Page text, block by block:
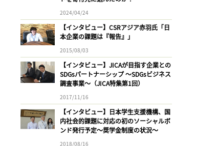
2024/04/24
【インタビュー】CSRアジア赤羽氏「日
本企業の課題は『報告』」
2015/08/03
【インタビュー】JICAが目指す企業との
SDGsパートナーシップ 〜SDGsビジネス
調査事業〜（JICA特集第1回）
2017/11/16
【インタビュー】日本学生支援機構、国
内社会的課題に対応の初のソーシャルボ
ンド発行予定〜奨学金制度の状況〜
2018/08/16